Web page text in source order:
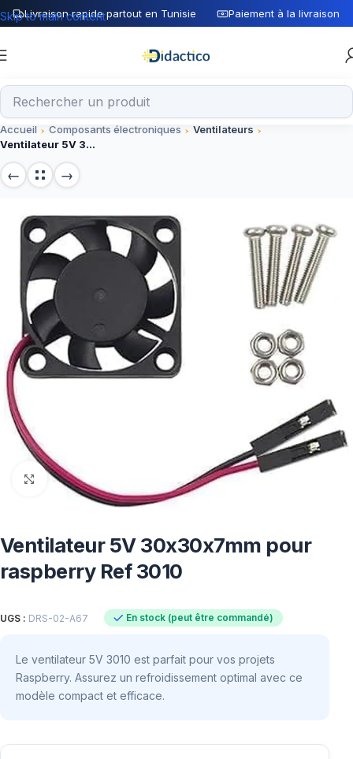
Livraison rapide partout en Tunisie Paiement à la livraison
Skip to main content
Accueil Composants électroniques
Ventilateurs
Ventilateur 5V 30x30x7mm pour raspberry Ref 3010
Click to enlarge
Ventilateur 5V 30x30x7mm pour
raspberry Ref 3010
UGS : DRS-02-A67 En stock (peut être commandé)
Le ventilateur 5V 3010 est parfait pour vos projets
Raspberry. Assurez un refroidissement optimal avec ce
modèle compact et efficace.